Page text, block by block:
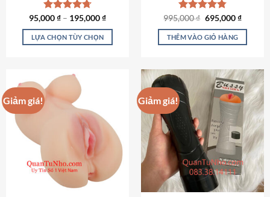
Được xếp
hạng4.70
5 sao
95,000₫ – 195,000₫
LỰA CHỌN TÙY CHỌN
này
nhiều
biến
thể.
chọn
thể
Được xếp
hạng4.80
5 sao
995,000₫ Giá
là:
995,000 ₫.
695,000₫Giá
tại
THÊM VÀO GIỎ HÀNG
Giảm giá! Giảm giá!